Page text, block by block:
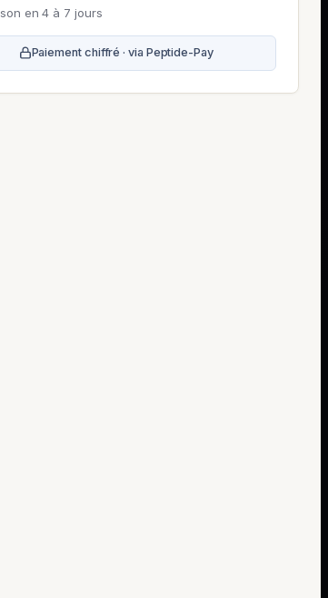
en 4 à 7 jours
Paiement chiffré · via Peptide-Pay